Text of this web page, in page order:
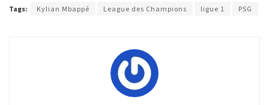
Tags: Kylian Mbappé League des Champions ligue 1 PSG